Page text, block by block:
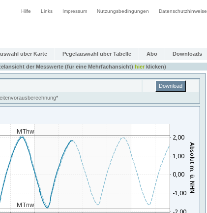
Hilfe Links Impressum Nutzungsbedingungen Datenschutzhinweise
über Karte Pegelauswahl über Tabelle Abo Downloads
der Messwerte (für eine Mehrfachansicht) hierklicken)
Download